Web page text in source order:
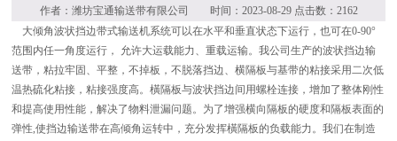
作者： 潍坊宝通输送带有限公司
时间：2023-08-29 点击数：2162
大倾角波状挡边带式输送机系统可以在水平和垂直状态下运行，也可在0-90°
范围内任一角度运行， 允许大运载能力、重载运输。我公司生产的波状挡边输
送带，粘拉牢固、平整，不掉板，不脱落挡边、横隔板与基带的粘接采用二次低
温热硫化粘接，粘接强度高。橫隔板与波状挡边间用螺栓连接，增加了整体刚性
和提高使用性能，解决了物料泄漏问题。为了增强横向隔板的硬度和隔板表面的
弹性,使挡边输送带在高倾角运转中，充分发挥橫隔板的负载能力。我们在制造